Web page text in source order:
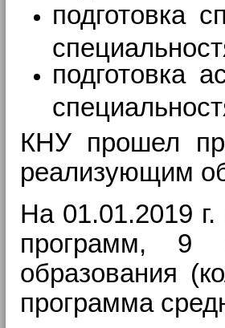
подготовка
подготовка
КНУ прошел
реализующим
На 01.01.2019
программ, 9
образования
программа